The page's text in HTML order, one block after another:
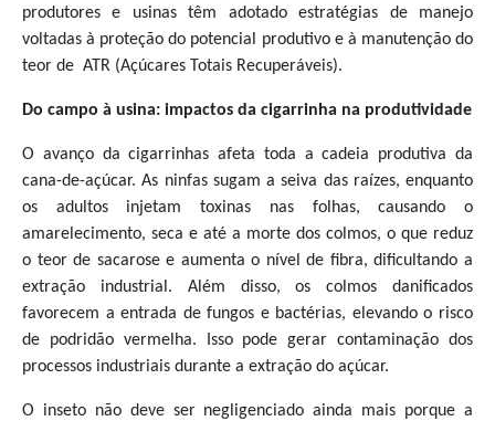
produtores e usinas têm adotado estratégias de manejo
voltadas à proteção do potencial produtivo e à manutenção do
teor de ATR (Açúcares Totais Recuperáveis).
Do campo à usina: impactos da cigarrinha na produtividade
O avanço da cigarrinhas afeta toda a cadeia produtiva da
cana-de-açúcar. As ninfas sugam a seiva das raízes, enquanto
os adultos injetam toxinas nas folhas, causando o
amarelecimento, seca e até a morte dos colmos, o que reduz
o teor de sacarose e aumenta o nível de fibra, dificultando a
extração industrial. Além disso, os colmos danificados
favorecem a entrada de fungos e bactérias, elevando o risco
de podridão vermelha. Isso pode gerar contaminação dos
processos industriais durante a extração do açúcar.
O inseto não deve ser negligenciado ainda mais porque a